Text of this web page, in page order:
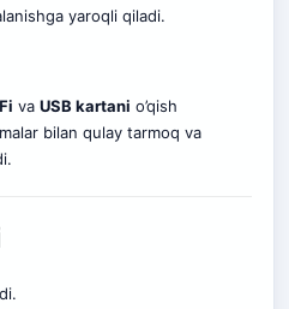
yaroqli qiladi.
va USB kartani o’qish
bilan qulay tarmoq va